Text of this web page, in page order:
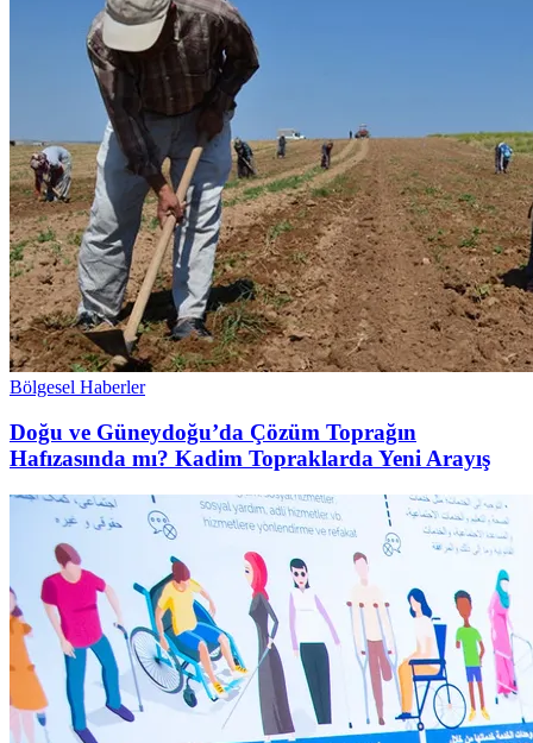
Bölgesel Haberler
Doğu ve Güneydoğu’da Çözüm Toprağın
Hafızasında mı? Kadim Topraklarda Yeni Arayış